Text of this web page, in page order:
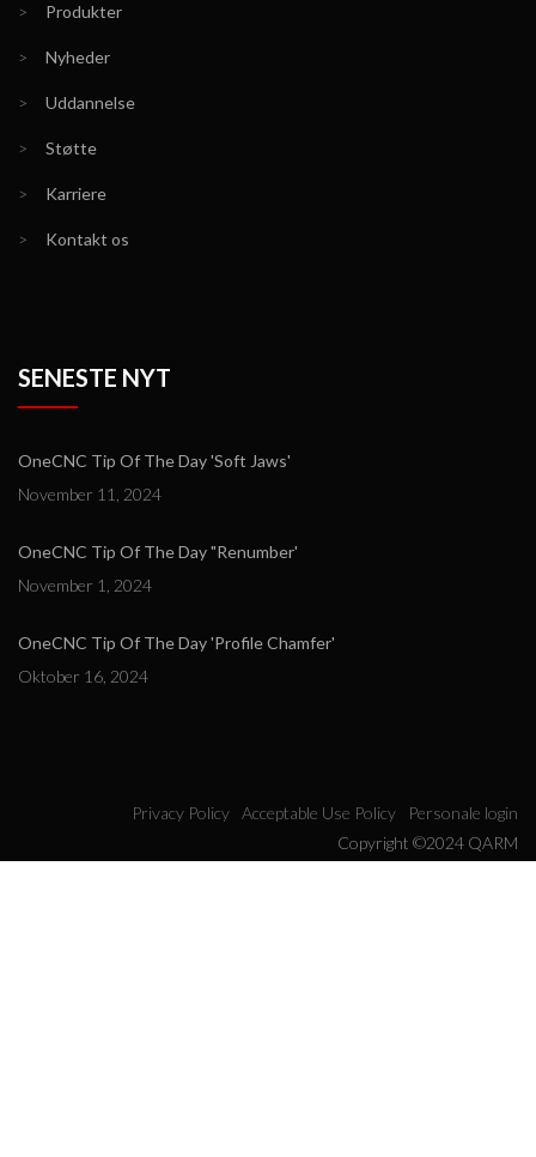
> Produkter
> Nyheder
> Uddannelse
> Støtte
> Karriere
> Kontakt os
SENESTE NYT
OneCNC Tip Of The Day 'Soft Jaws'
November 11, 2024
OneCNC Tip Of The Day "Renumber'
November 1, 2024
OneCNC Tip Of The Day 'Profile Chamfer'
Oktober 16, 2024
Privacy Policy Acceptable Use Policy
Personale login
Copyright ©2024 QARM